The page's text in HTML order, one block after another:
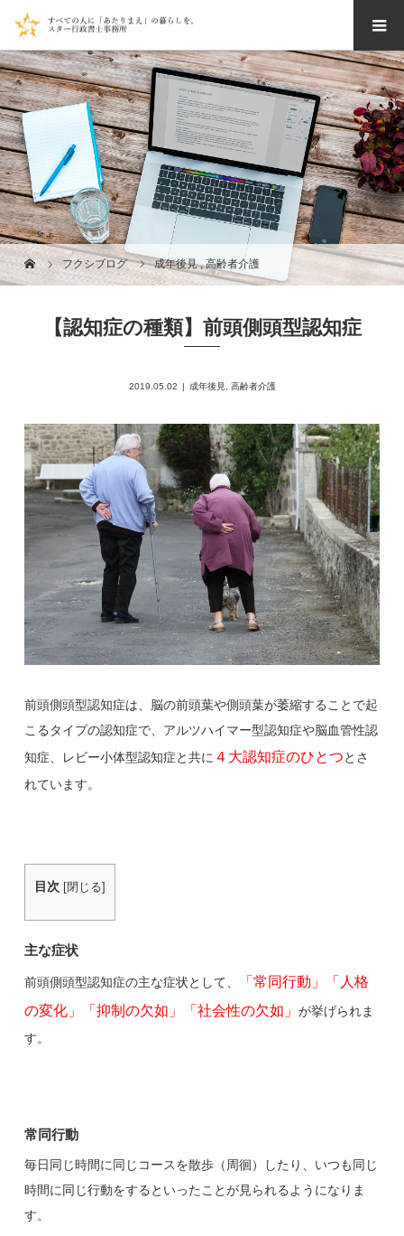
フクシブログ 成年後見 ,高齢者介護
【認知症の種類】前頭側頭型認知症
2019.05.02 成年後見 高齢者介護
前頭側頭型認知症は、脳の前頭葉や側頭葉が萎縮することで起
こるタイプの認知症で、アルツハイマー型認知症や脳血管性認
知症、レビー小体型認知症と共に ４大認知症のひとつとさ
れています。
目次 閉じる
主な症状
前頭側頭型認知症の主な症状として、
「常同行動」「人格
の変化」「抑制の欠如」「社会性の欠如」が挙げられま
す。
常同行動
毎日同じ時間に同じコースを散歩（周徊）したり、いつも同じ
時間に同じ行動をするといったことが見られるようになりま
す。